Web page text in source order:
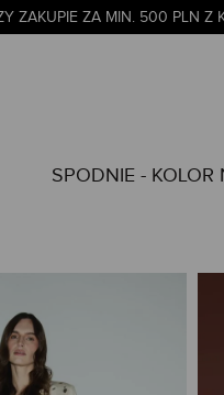
ZAKUPIE ZA MIN. 500 PLN Z
SPODNIE - KOLOR